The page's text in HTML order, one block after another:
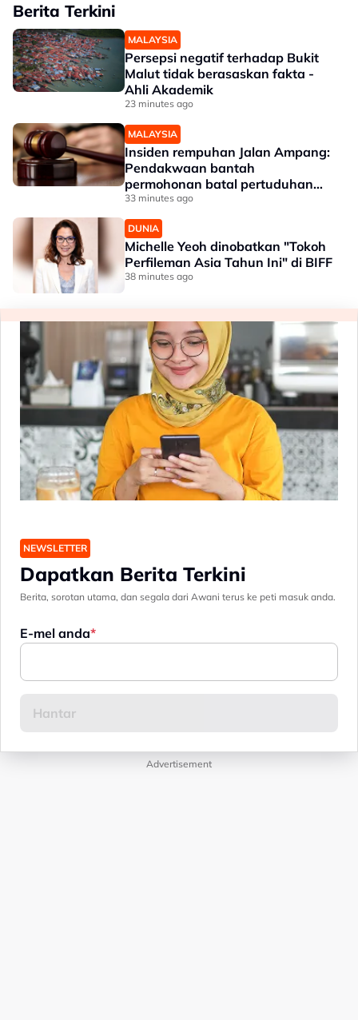
Berita Terkini
MALAYSIA
Persepsi negatif terhadap Bukit
Malut tidak berasaskan fakta -
Ahli Akademik
23 minutes ago
MALAYSIA
Insiden rempuhan Jalan Ampang:
Pendakwaan bantah
permohonan batal pertuduhan
bunuh
33 minutes ago
DUNIA
Michelle Yeoh dinobatkan "Tokoh
Perfileman Asia Tahun Ini" di BIFF
38 minutes ago
NEWSLETTER
Dapatkan Berita Terkini
Berita, sorotan utama, dan segala dari Awani terus ke peti masuk anda.
E-mel anda
Advertisement